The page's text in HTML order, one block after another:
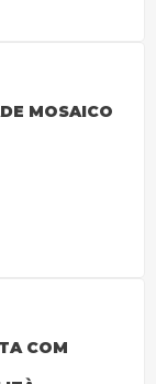
MOSAICO
COM